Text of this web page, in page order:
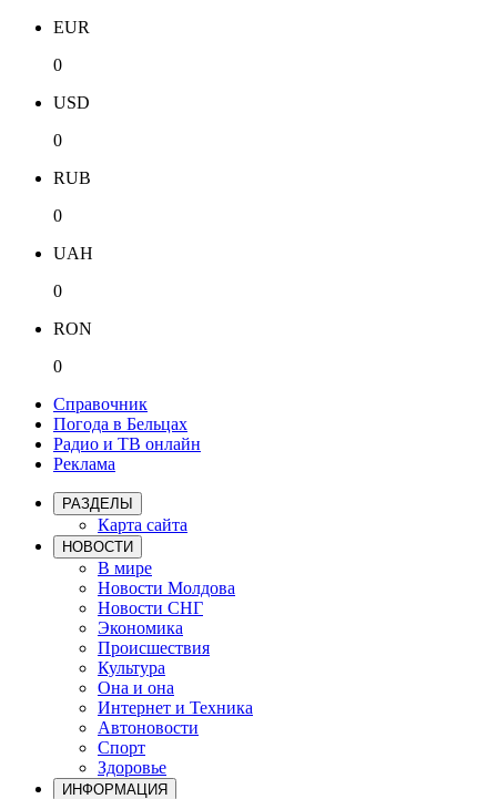
EUR
0
USD
0
RUB
0
UAH
0
RON
0
Справочник
Погода в Бельцах
Радио и ТВ онлайн
Реклама
РАЗДЕЛЫ
Карта сайта
НОВОСТИ
В мире
Новости Молдова
Новости СНГ
Экономика
Происшествия
Культура
Она и она
Интернет и Техника
Автоновости
Спорт
Здоровье
ИНФОРМАЦИЯ